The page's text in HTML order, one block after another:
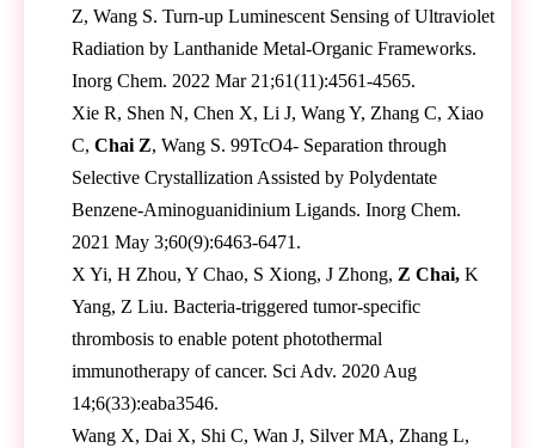
Z, Wang S. Turn-up Luminescent Sensing of Ultraviolet
Radiation by Lanthanide Metal-Organic Frameworks.
Inorg Chem. 2022 Mar 21;61(11):4561-4565.
Xie R, Shen N, Chen X, Li J, Wang Y, Zhang C, Xiao
C, Chai Z, Wang S. 99TcO4- Separation through
Selective Crystallization Assisted by Polydentate
Benzene-Aminoguanidinium Ligands. Inorg Chem.
2021 May 3;60(9):6463-6471.
X Yi, H Zhou, Y Chao, S Xiong, J Zhong, Z Chai, K
Yang, Z Liu. Bacteria-triggered tumor-specific
thrombosis to enable potent photothermal
immunotherapy of cancer. Sci Adv. 2020 Aug
14;6(33):eaba3546.
Wang X, Dai X, Shi C, Wan J, Silver MA, Zhang L,